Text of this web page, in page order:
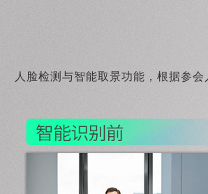
人脸检测与智能取景功能，根据参